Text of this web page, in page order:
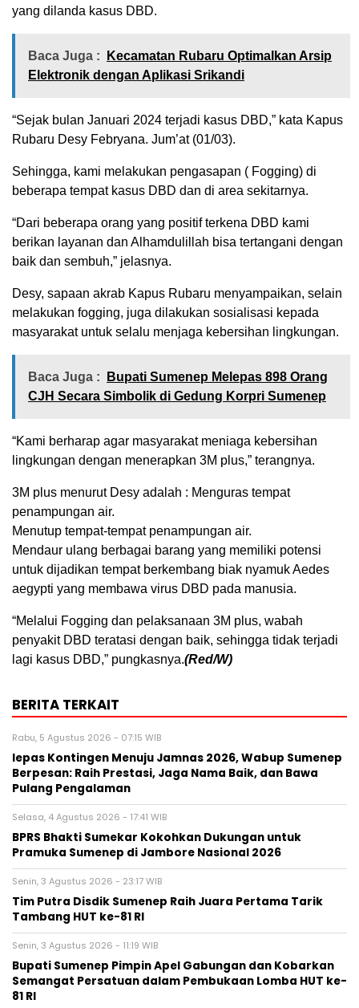
yang dilanda kasus DBD.
Baca Juga :
Kecamatan Rubaru Optimalkan Arsip
Elektronik dengan Aplikasi Srikandi
“Sejak bulan Januari 2024 terjadi kasus DBD,” kata Kapus
Rubaru Desy Febryana. Jum’at (01/03).
Sehingga, kami melakukan pengasapan ( Fogging) di
beberapa tempat kasus DBD dan di area sekitarnya.
“Dari beberapa orang yang positif terkena DBD kami
berikan layanan dan Alhamdulillah bisa tertangani dengan
baik dan sembuh,” jelasnya.
Desy, sapaan akrab Kapus Rubaru menyampaikan, selain
melakukan fogging, juga dilakukan sosialisasi kepada
masyarakat untuk selalu menjaga kebersihan lingkungan.
Baca Juga :
Bupati Sumenep Melepas 898 Orang
CJH Secara Simbolik di Gedung Korpri Sumenep
“Kami berharap agar masyarakat meniaga kebersihan
lingkungan dengan menerapkan 3M plus,” terangnya.
3M plus menurut Desy adalah : Menguras tempat
penampungan air.
Menutup tempat-tempat penampungan air.
Mendaur ulang berbagai barang yang memiliki potensi
untuk dijadikan tempat berkembang biak nyamuk Aedes
aegypti yang membawa virus DBD pada manusia.
“Melalui Fogging dan pelaksanaan 3M plus, wabah
penyakit DBD teratasi dengan baik, sehingga tidak terjadi
lagi kasus DBD,” pungkasnya.(Red/W)
BERITA TERKAIT
Rabu, 5 Agustus 2026 - 07:15 WIB
lepas Kontingen Menuju Jamnas 2026, Wabup Sumenep
Berpesan: Raih Prestasi, Jaga Nama Baik, dan Bawa
Pulang Pengalaman
Selasa, 4 Agustus 2026 - 17:41 WIB
BPRS Bhakti Sumekar Kokohkan Dukungan untuk
Pramuka Sumenep di Jambore Nasional 2026
Senin, 3 Agustus 2026 - 23:17 WIB
Tim Putra Disdik Sumenep Raih Juara Pertama Tarik
Tambang HUT ke-81 RI
Senin, 3 Agustus 2026 - 11:19 WIB
Bupati Sumenep Pimpin Apel Gabungan dan Kobarkan
Semangat Persatuan dalam Pembukaan Lomba HUT ke-
81 RI